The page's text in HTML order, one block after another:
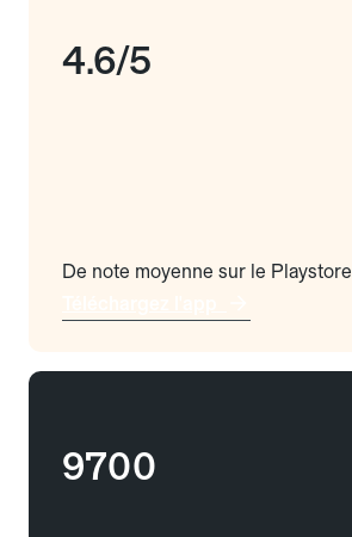
4.6/5
De note moyenne sur le Playstore
9700